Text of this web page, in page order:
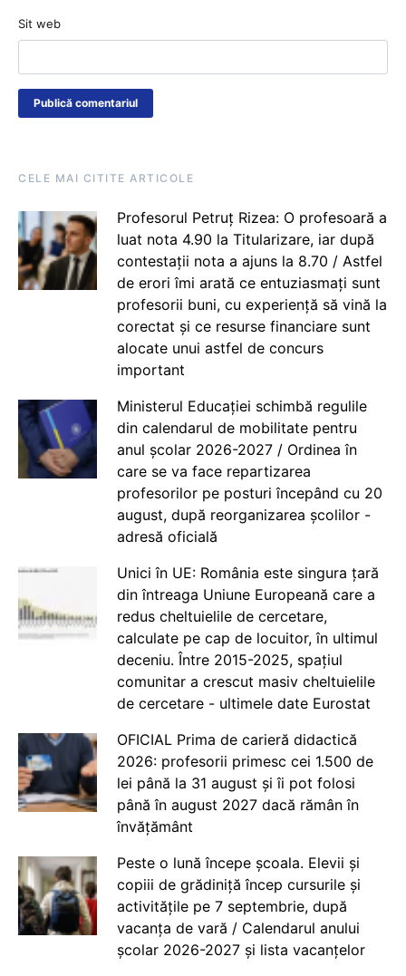
Sit web
CELE MAI CITITE ARTICOLE
Profesorul Petruț Rizea: O profesoară a
luat nota 4.90 la Titularizare, iar după
contestații nota a ajuns la 8.70 / Astfel
de erori îmi arată ce entuziasmați sunt
profesorii buni, cu experiență să vină la
corectat și ce resurse financiare sunt
alocate unui astfel de concurs
important
Ministerul Educației schimbă regulile
din calendarul de mobilitate pentru
anul școlar 2026-2027 / Ordinea în
care se va face repartizarea
profesorilor pe posturi începând cu 20
august, după reorganizarea școlilor -
adresă oficială
Unici în UE: România este singura țară
din întreaga Uniune Europeană care a
redus cheltuielile de cercetare,
calculate pe cap de locuitor, în ultimul
deceniu. Între 2015-2025, spațiul
comunitar a crescut masiv cheltuielile
de cercetare - ultimele date Eurostat
OFICIAL Prima de carieră didactică
2026: profesorii primesc cei 1.500 de
lei până la 31 august și îi pot folosi
până în august 2027 dacă rămân în
învățământ
Peste o lună începe școala. Elevii și
copiii de grădiniță încep cursurile și
activitățile pe 7 septembrie, după
vacanța de vară / Calendarul anului
școlar 2026-2027 și lista vacanțelor